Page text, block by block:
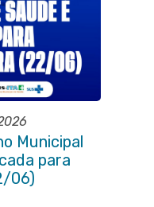
Municipal
para
06)